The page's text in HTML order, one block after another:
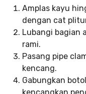
Amplas kayu
dengan cat
Lubangi bagian
rami.
Pasang pipe
kencang.
Gabungkan